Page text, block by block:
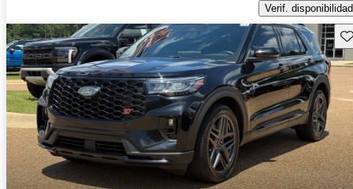
Verif. disponibilidad